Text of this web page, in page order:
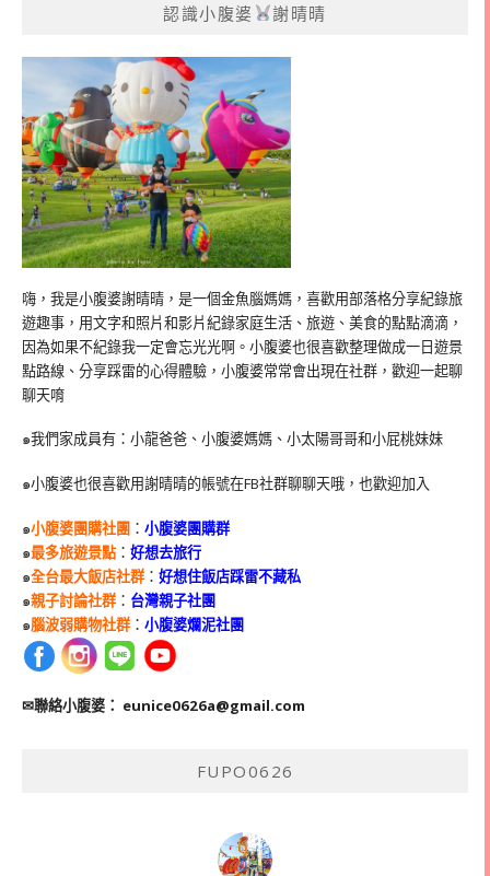
認識小腹婆 謝晴晴
嗨，我是小腹婆謝晴晴，是一個金魚腦媽媽，喜歡用部落格分享紀錄旅
遊趣事，用文字和照片和影片紀錄家庭生活、旅遊、美食的點點滴滴，
因為如果不紀錄我一定會忘光光啊。小腹婆也很喜歡整理做成一日遊景
點路線、分享踩雷的心得體驗，小腹婆常常會出現在社群，歡迎一起聊
聊天唷
๑我們家成員有：小龍爸爸、小腹婆媽媽、小太陽哥哥和小屁桃妹妹
๑小腹婆也很喜歡用謝晴晴的帳號在FB社群聊聊天哦，也歡迎加入
๑小腹婆團購社團 ： 小腹婆團購群
๑最多旅遊景點： 好想去旅行
๑全台最大飯店社群： 好想住飯店踩雷不藏私
๑親子討論社群： 台灣親子社團
๑腦波弱購物社群： 小腹婆爛泥社團
✉聯絡小腹婆： eunice0626a@gmail.com
FUPO0626